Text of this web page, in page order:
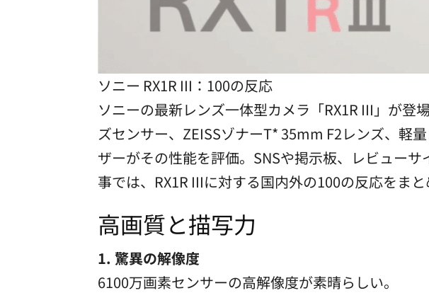
ソニー RX1R III：100の反応
ソニーの最新レンズ一体型カメラ「RX1R III」が
ズセンサー、ZEISSゾナーT* 35mm F2レンズ、軽
ザーがその性能を評価。SNSや掲示板、レビュー
事では、RX1R IIIに対する国内外の100の反応をま
高画質と描写力
1. 驚異の解像度
6100万画素センサーの高解像度が素晴らしい。